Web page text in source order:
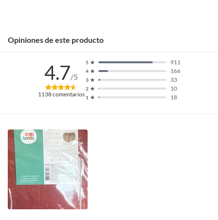
Opiniones de este producto
4.7/5
1138comentarios 1 18
2 10
3 33
4 166
5 911